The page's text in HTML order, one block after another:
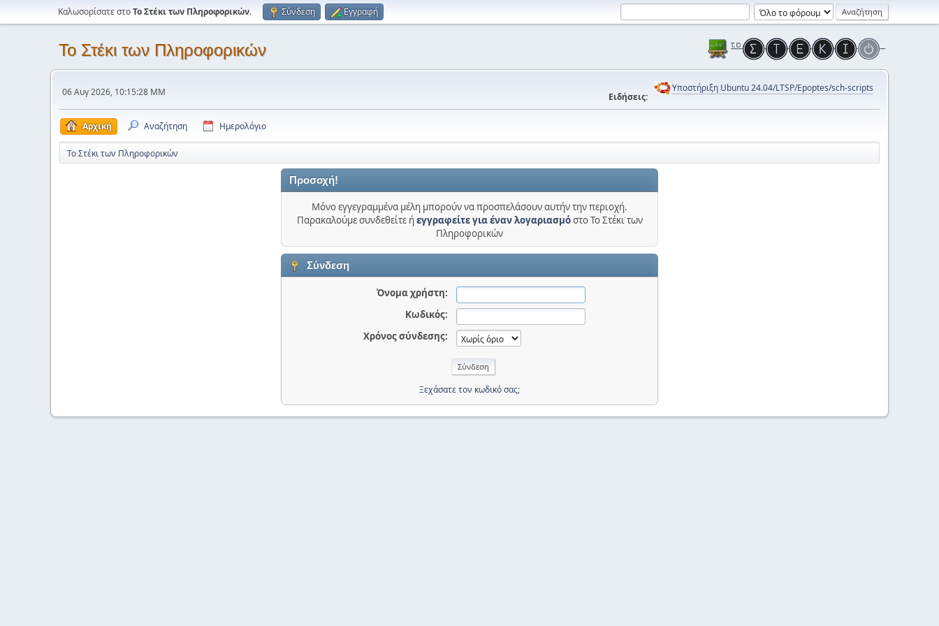
Καλωσορίσατε στοΤο Στέκι των Πληροφορικών. Σύνδεση Εγγραφή
Το Στέκι των Πληροφορικών
06 Αυγ 2026, 10:15:28 ΜΜ Ειδήσεις:
Υποστήριξη Ubuntu 24.04/LTSP/Epoptes/sch-scripts
Αρχική Αναζήτηση Ημερολόγιο
Το Στέκι των Πληροφορικών
Προσοχή!
Μόνο εγγεγραμμένα μέλη μπορούν να προσπελάσουν αυτήν την περιοχή.
Παρακαλούμε συνδεθείτε ήεγγραφείτε για έναν λογαριασμόστο Το Στέκι των
Πληροφορικών
Σύνδεση
Όνομα χρήστη:
Κωδικός:
Χρόνος σύνδεσης:
Ξεχάσατε τον κωδικό σας;